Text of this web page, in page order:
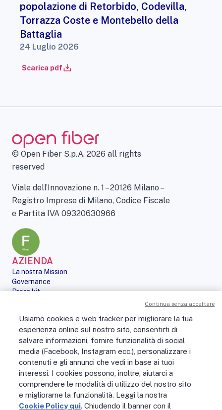
popolazione di Retorbido, Codevilla,
Torrazza Coste e Montebello della
Battaglia
24 Luglio 2026
Scarica pdf
© Open Fiber S.p.A. 2026 all rights
reserved
Viale dell’Innovazione n. 1 – 20126 Milano –
Registro Imprese di Milano, Codice Fiscale
e Partita IVA 09320630966
AZIENDA
La nostra Mission
Governance
Press kit
Digital Services Act
PERSONE
No Fibra? No Party!
Posizioni aperte
La vita in Open Fiber
Lavora con noi
La nostra cultura
MONDO OPEN FIBER
Supporto
Usiamo cookies e web tracker per migliorare la tua
esperienza online sul nostro sito, consentirti di
salvare informazioni, fornire funzionalità di social
media (Facebook, Instagram ecc.), personalizzare i
contenuti e gli annunci che vedi in base ai tuoi
interessi. I cookies possono, inoltre, aiutarci a
comprendere le modalità di utilizzo del nostro sito
e migliorarne la funzionalità. Leggi la nostra
Cookie Policy qui. Chiudendo il banner con il
Continua senza accettare